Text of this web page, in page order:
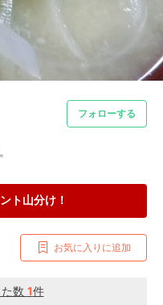
フォローする
ト山分け！
お気に入りに追加
数 1件